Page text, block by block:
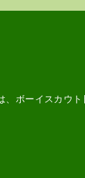
ボーイスカウ